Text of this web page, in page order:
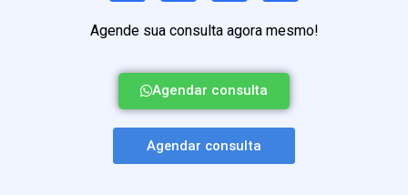
Agende sua consulta agora mesmo!
Agendar consulta